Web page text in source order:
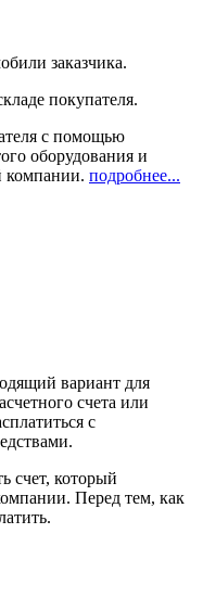
заказчика.
покупателя.
с помощью
оборудования и
компании. подробнее...
вариант для
счета или
с
счет, который
Перед тем, как